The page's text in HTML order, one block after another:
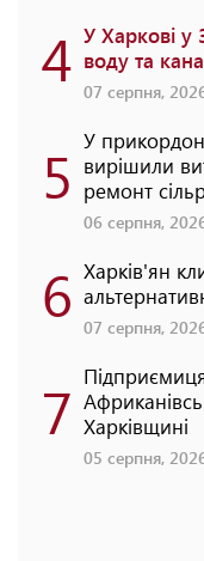
4 У Харкові у
воду та
07 серпня,
5 У
вирішили
ремонт
06 серпня,
6 Харків'ян
07 серпня,
7 Харківщині
05 серпня,